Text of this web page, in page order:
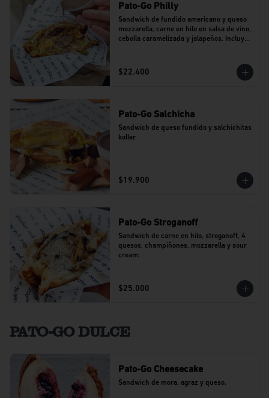
Pato-Go Philly
Sandwich de fundido americano y queso
mozzarella, carne en hilo en salsa de vino,
cebolla caramelizada y jalapeños. Incluye
$22.400
Pato-Go Salchicha
Sandwich de queso fundido y salchichitas
koller.
$19.900
Pato-Go Stroganoff
Sandwich de carne en hilo, stroganoff, 4
quesos, champiñones, mozzarella y sour
cream.
$25.000
PATO-GO DULCE
Pato-Go Cheesecake
Sandwich de mora, agraz y queso.